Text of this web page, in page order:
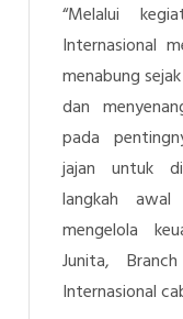
“Melalui
Internasional
menabung
dan
pada
jajan untuk
langkah awal
mengelola
Junita,
Internasional